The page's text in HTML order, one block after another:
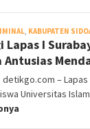
, KABUPATEN
Lapas I
detikgo.com –
Universitas